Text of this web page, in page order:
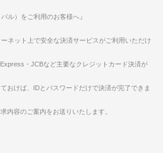
ル）をご利用のお客様へ』
ネット上で安全な決済サービスがご利用いただけ
・JCBなど主要なクレジットカード決済が
おけば、IDとパスワードだけで決済が完了できま
内容のご案内をお送りいたします。